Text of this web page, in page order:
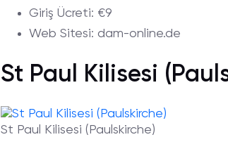
Giriş Ücreti: €9
Web Sitesi: dam-online.de
St Paul Kilisesi
St Paul Kilisesi (Paulskirche)